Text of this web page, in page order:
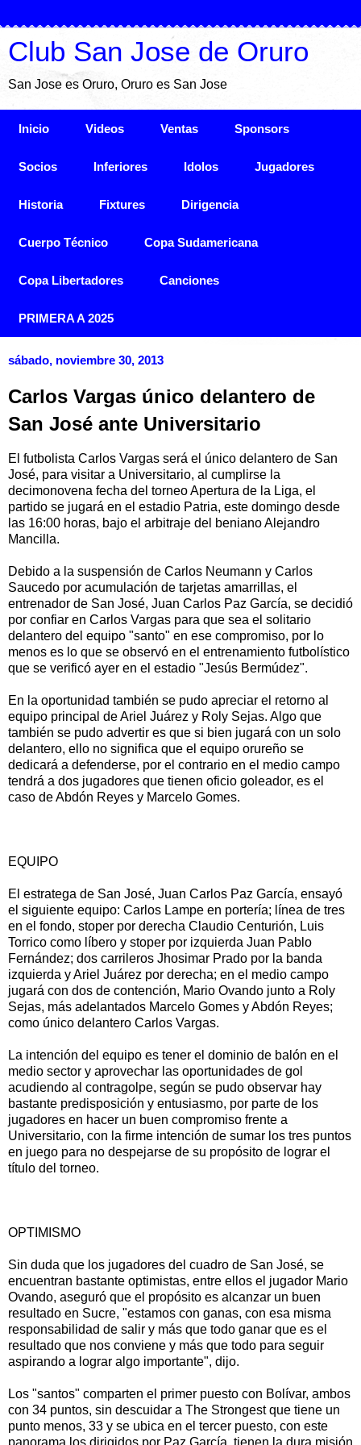
Club San Jose de Oruro
San Jose es Oruro, Oruro es San Jose
Inicio Videos Ventas Sponsors
Socios Inferiores Idolos Jugadores
Historia Fixtures Dirigencia
Cuerpo Técnico Copa Sudamericana
Copa Libertadores Canciones
PRIMERA A 2025
sábado, noviembre 30, 2013
Carlos Vargas único delantero de
San José ante Universitario
El futbolista Carlos Vargas será el único delantero de San
José, para visitar a Universitario, al cumplirse la
decimonovena fecha del torneo Apertura de la Liga, el
partido se jugará en el estadio Patria, este domingo desde
las 16:00 horas, bajo el arbitraje del beniano Alejandro
Mancilla.
Debido a la suspensión de Carlos Neumann y Carlos
Saucedo por acumulación de tarjetas amarrillas, el
entrenador de San José, Juan Carlos Paz García, se decidió
por confiar en Carlos Vargas para que sea el solitario
delantero del equipo "santo" en ese compromiso, por lo
menos es lo que se observó en el entrenamiento futbolístico
que se verificó ayer en el estadio "Jesús Bermúdez".
En la oportunidad también se pudo apreciar el retorno al
equipo principal de Ariel Juárez y Roly Sejas. Algo que
también se pudo advertir es que si bien jugará con un solo
delantero, ello no significa que el equipo orureño se
dedicará a defenderse, por el contrario en el medio campo
tendrá a dos jugadores que tienen oficio goleador, es el
caso de Abdón Reyes y Marcelo Gomes.
EQUIPO
El estratega de San José, Juan Carlos Paz García, ensayó
el siguiente equipo: Carlos Lampe en portería; línea de tres
en el fondo, stoper por derecha Claudio Centurión, Luis
Torrico como líbero y stoper por izquierda Juan Pablo
Fernández; dos carrileros Jhosimar Prado por la banda
izquierda y Ariel Juárez por derecha; en el medio campo
jugará con dos de contención, Mario Ovando junto a Roly
Sejas, más adelantados Marcelo Gomes y Abdón Reyes;
como único delantero Carlos Vargas.
La intención del equipo es tener el dominio de balón en el
medio sector y aprovechar las oportunidades de gol
acudiendo al contragolpe, según se pudo observar hay
bastante predisposición y entusiasmo, por parte de los
jugadores en hacer un buen compromiso frente a
Universitario, con la firme intención de sumar los tres puntos
en juego para no despejarse de su propósito de lograr el
título del torneo.
OPTIMISMO
Sin duda que los jugadores del cuadro de San José, se
encuentran bastante optimistas, entre ellos el jugador Mario
Ovando, aseguró que el propósito es alcanzar un buen
resultado en Sucre, "estamos con ganas, con esa misma
responsabilidad de salir y más que todo ganar que es el
resultado que nos conviene y más que todo para seguir
aspirando a lograr algo importante", dijo.
Los "santos" comparten el primer puesto con Bolívar, ambos
con 34 puntos, sin descuidar a The Strongest que tiene un
punto menos, 33 y se ubica en el tercer puesto, con este
panorama los dirigidos por Paz García, tienen la dura misión